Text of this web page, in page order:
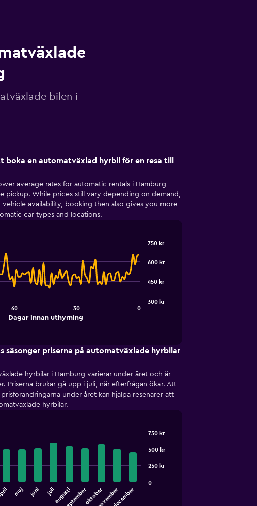
bilen i
boka en automatväxlad hyrbil för en resa till
average rates for automatic rentals i Hamburg
pickup. While prices still vary depending on demand,
availability, booking then also gives you more
car types and locations.
Dagar innan uthyrning
60 30 0
300 kr
450 kr
600 kr
750 kr
säsonger priserna på automatväxlade hyrbilar
hyrbilar i Hamburg varierar under året och är
Priserna brukar gå upp i juli, när efterfrågan ökar. Att
under året kan hjälpa resenärer att
hyrbilar.
maj juni juliaugustiseptemberoktobernovemberdecember
0
250 kr
500 kr
750 kr